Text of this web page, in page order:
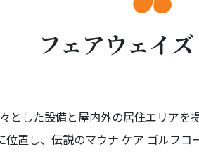
フェアウェイ
とした設備と屋内外の居住エリア
位置し、伝説のマウナ ケア ゴルフ